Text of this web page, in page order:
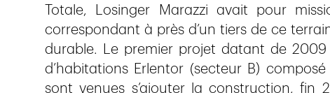
Totale, Losinger Marazzi avait pour
correspondant à près d’un tiers de ce
durable. Le premier projet datant de 2009
d’habitations Erlentor (secteur B)
sont venues s’ajouter la construction, fin